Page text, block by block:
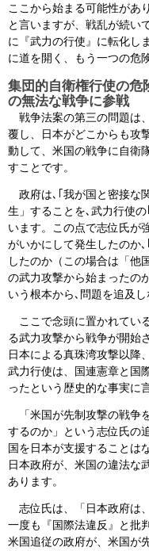
ここから始まる可能性があ
と言いますが、戦乱が続い
に『武力の行使』に転化し
に道を開く、もう一つの危
集団的自衛権行使の
の無法な戦争に参戦
戦争法案の第三の問題は
覆し、日本がどこからも攻
動して、米国の戦争に自衛
すことです。
政府は､｢我が国と密接な
生」することを､武力行使
います。この点で志位氏が
がいかにして発生したのか
したのか（この場合は「他
の武力攻撃から始まったの
いう根本から､問題を追及
ここで念頭に置かれてい
る武力攻撃から戦争が開始
日本による真珠湾攻撃以降
武力行使は、国連憲章と国
ったという歴史的な事実に
「米国が先制攻撃の戦争
するのか」という志位氏の
国を日本が支援することは
日本政府が、米国の違法な
あります。
志位氏は、「日本政府は
一度も『国際法違反』と批
米国追従の政府が、米国が